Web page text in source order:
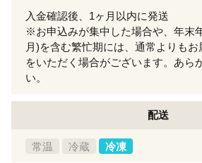
入金確認後、1ヶ月以内に発送
※お申込みが集中した場合や、年末
月)を含む繁忙期には、通常よりも
をいただく場合がございます。あら
い。
配送
常温 冷蔵 冷凍